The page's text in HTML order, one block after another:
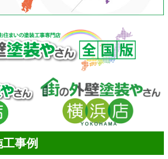
事例